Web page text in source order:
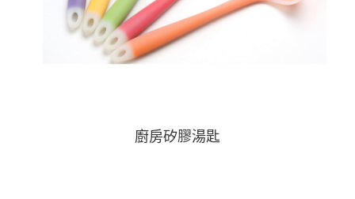
廚房矽膠湯匙